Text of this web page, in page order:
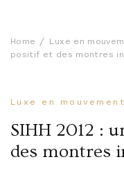
Home Luxe en
positif et des montres
Luxe en mouvement
SIHH 2012 :
des montres